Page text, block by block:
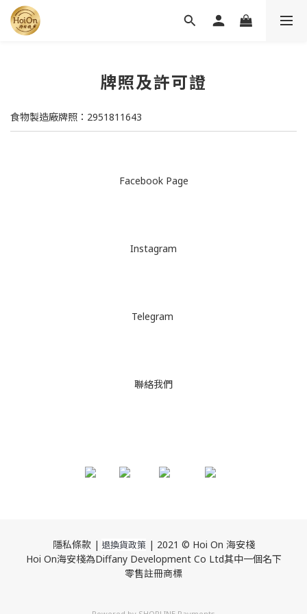
牌照及許可證
食物製造廠牌照：2951811643
Facebook Page
Instagram
Telegram
聯絡我們
隱私條款 | 退換貨政策| 2021 © Hoi On 海安棧
Hoi On海安棧為Diffany Development Co Ltd其中一個名下
零售註冊商標